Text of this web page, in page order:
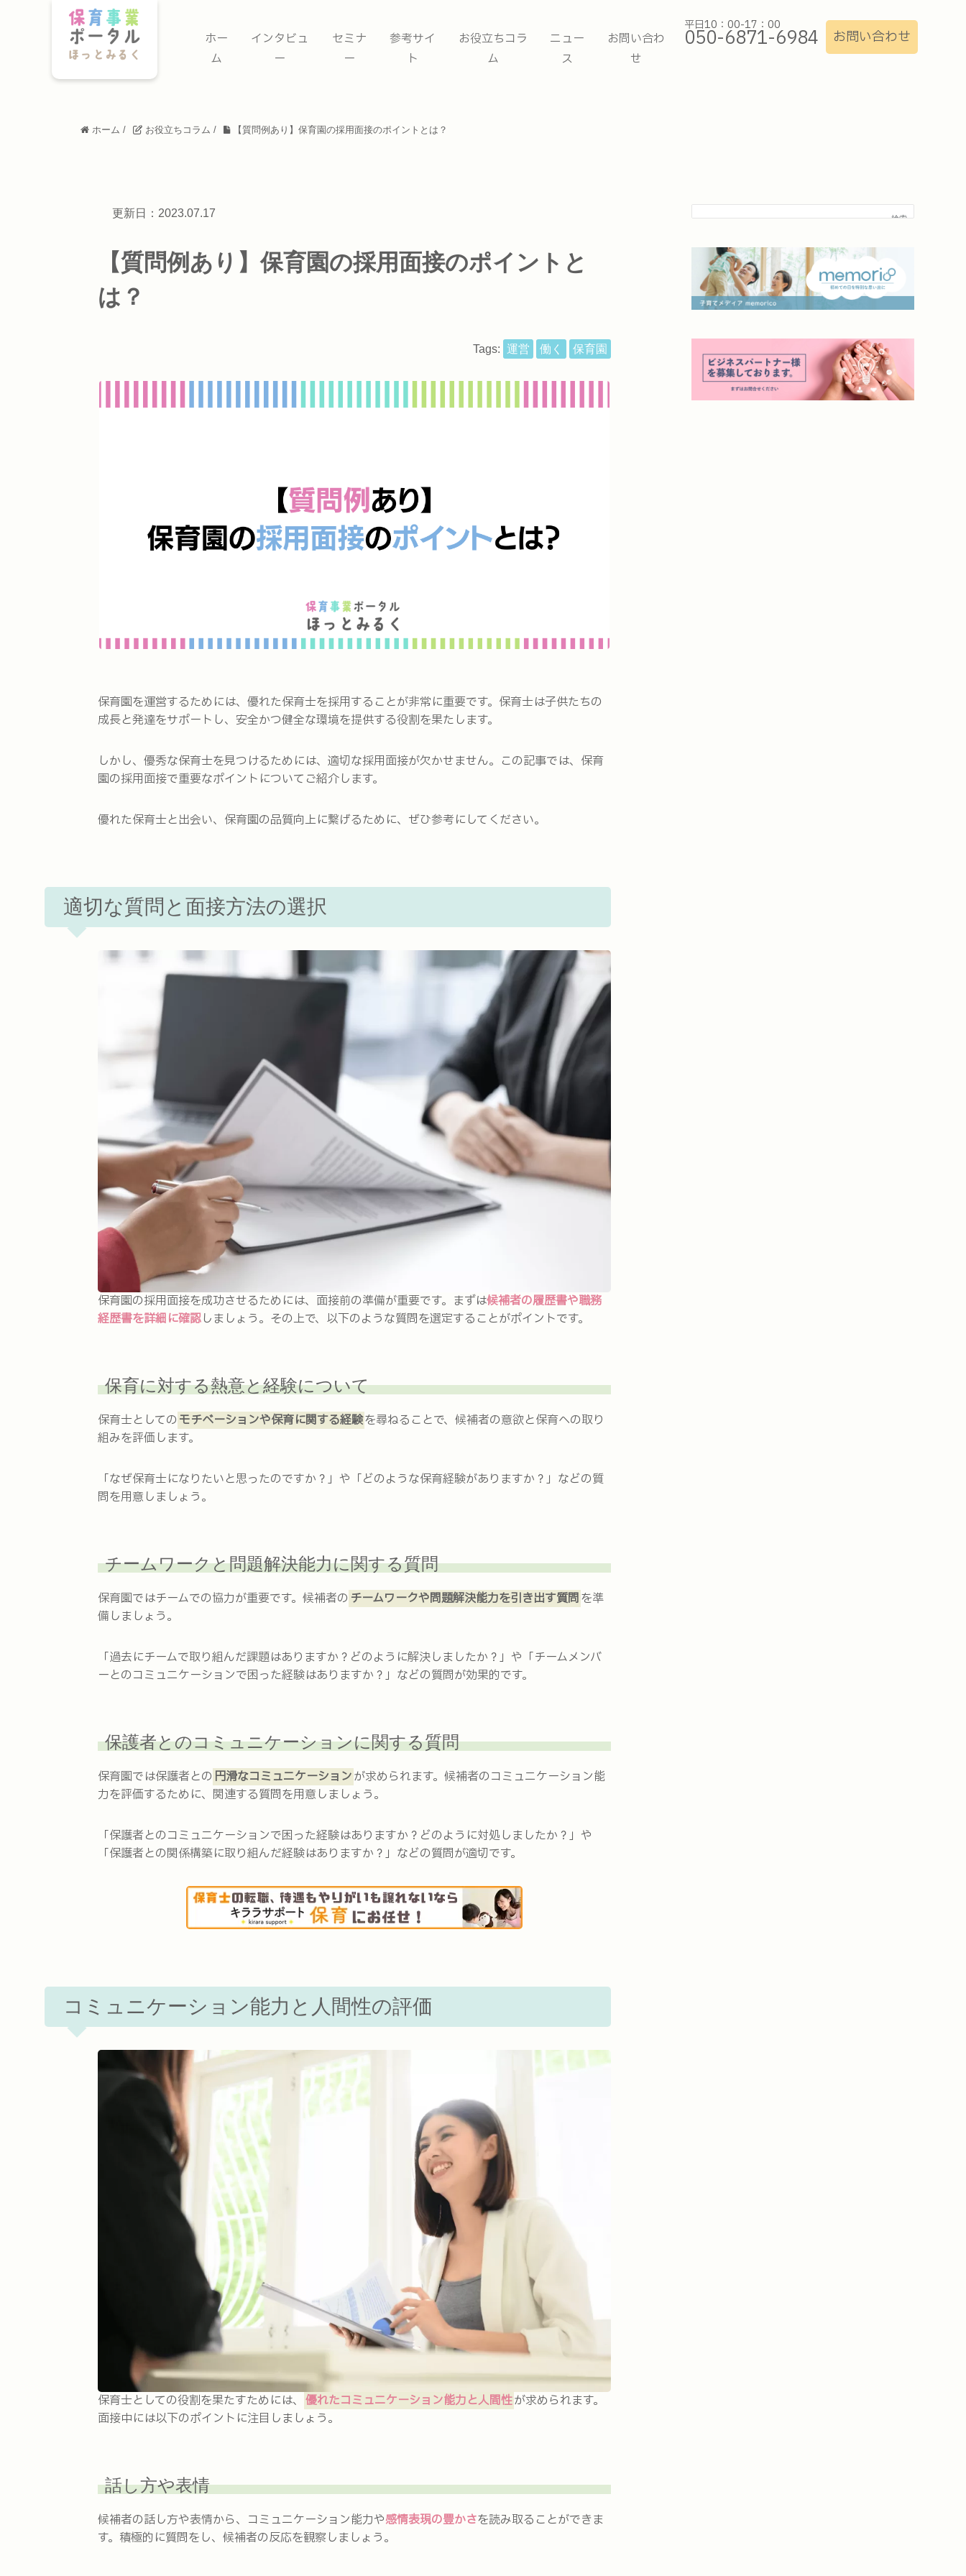
平日10：00-17：00
050-6871-6984 お問い合わせ
ホー
ム
インタビュ
ー
セミナ
ー
参考サイ
ト
お役立ちコラ
ム
ニュー
ス
お問い合わ
せ
ホーム / お役立ちコラム / 【質問例あり】保育園の採用面接のポイントとは？
更新日：2023.07.17
【質問例あり】保育園の採用面接のポイントと
は？
Tags: 運営 働く 保育園
保育園を運営するためには、優れた保育士を採用することが非常に重要です。保育士は子供たちの
成長と発達をサポートし、安全かつ健全な環境を提供する役割を果たします。
しかし、優秀な保育士を見つけるためには、適切な採用面接が欠かせません。この記事では、保育
園の採用面接で重要なポイントについてご紹介します。
優れた保育士と出会い、保育園の品質向上に繋げるために、ぜひ参考にしてください。
適切な質問と面接方法の選択
保育園の採用面接を成功させるためには、面接前の準備が重要です。まずは候補者の履歴書や職務
経歴書を詳細に確認しましょう。その上で、以下のような質問を選定することがポイントです。
保育に対する熱意と経験について
保育士としての モチベーションや保育に関する経験を尋ねることで、候補者の意欲と保育への取り
組みを評価します。
「なぜ保育士になりたいと思ったのですか？」や「どのような保育経験がありますか？」などの質
問を用意しましょう。
チームワークと問題解決能力に関する質問
保育園ではチームでの協力が重要です。候補者の チームワークや問題解決能力を引き出す質問を準
備しましょう。
「過去にチームで取り組んだ課題はありますか？どのように解決しましたか？」や「チームメンバ
ーとのコミュニケーションで困った経験はありますか？」などの質問が効果的です。
保護者とのコミュニケーションに関する質問
保育園では保護者との 円滑なコミュニケーションが求められます。候補者のコミュニケーション能
力を評価するために、関連する質問を用意しましょう。
「保護者とのコミュニケーションで困った経験はありますか？どのように対処しましたか？」や
「保護者との関係構築に取り組んだ経験はありますか？」などの質問が適切です。
コミュニケーション能力と人間性の評価
保育士としての役割を果たすためには、 優れたコミュニケーション能力と人間性が求められます。
面接中には以下のポイントに注目しましょう。
話し方や表情
候補者の話し方や表情から、コミュニケーション能力や感情表現の豊かさを読み取ることができま
す。積極的に質問をし、候補者の反応を観察しましょう。
検索